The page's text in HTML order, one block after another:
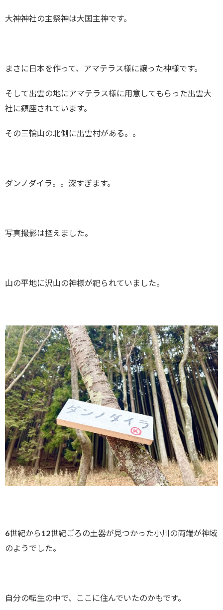
大神神社の主祭神は大国主神です。
まさに日本を作って、アマテラス様に譲った神様です。
そして出雲の地にアマテラス様に用意してもらった出雲大
社に鎮座されています。
その三輪山の北側に出雲村がある。。
ダンノダイラ。。深すぎます。
写真撮影は控えました。
山の平地に沢山の神様が祀られていました。
6世紀から12世紀ごろの土器が見つかった小川の両端が神域
のようでした。
自分の転生の中で、ここに住んでいたのかもです。